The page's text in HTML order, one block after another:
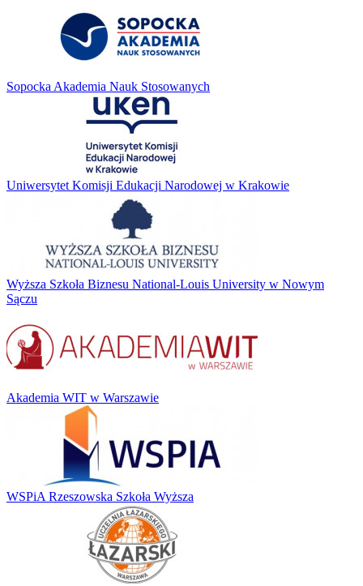
Sopocka Akademia Nauk Stosowanych
Uniwersytet Komisji Edukacji Narodowej w Krakowie
Wyższa Szkoła Biznesu National-Louis University w Nowym
Sączu
Akademia WIT w Warszawie
WSPiA Rzeszowska Szkoła Wyższa